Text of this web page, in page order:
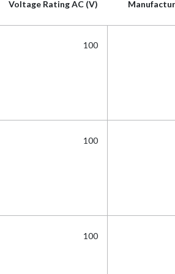
Voltage Rating AC (V)
Voltage Rating AC (V)
100
100
100